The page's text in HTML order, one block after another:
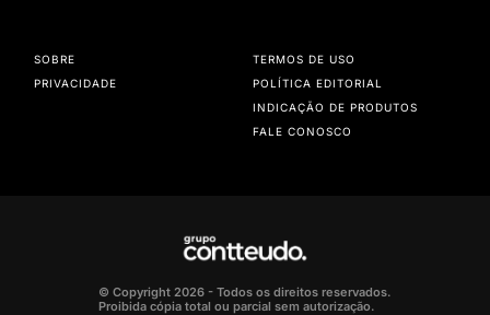
SOBRE
PRIVACIDADE
TERMOS DE USO
POLÍTICA EDITORIAL
INDICAÇÃO DE PRODUTOS
FALE CONOSCO
© Copyright 2026 - Todos os direitos reservados.
Proibida cópia total ou parcial sem autorização.